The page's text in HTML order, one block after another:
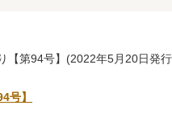
【第94号】(2022年5月20日発
号】